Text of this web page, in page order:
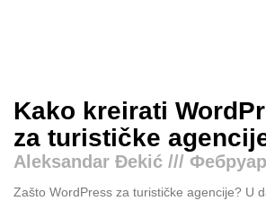
Kako kreirati
za turističke
Aleksandar Đekić
Zašto WordPress za turističke agencije? U